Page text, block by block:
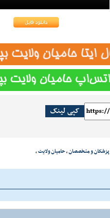
کپی لینک
پزشکان و متخصصان،حامیان ولایت،